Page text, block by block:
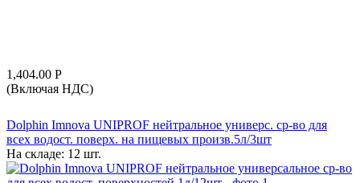
1,404.00 Р
(Включая НДС)
Dolphin Imnova UNIPROF нейтральное универс. ср-во для
всех водост. поверх. на пищевых произв.5л/3шт
На складе: 12 шт.